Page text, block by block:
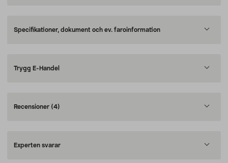
Specifikationer, dokument och ev. faroinformation
Trygg E-Handel
Recensioner (4)
Experten svarar